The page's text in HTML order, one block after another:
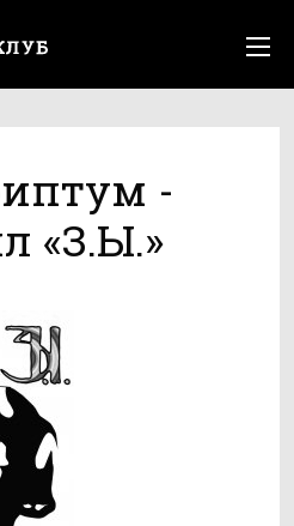
-
«З.Ы.»